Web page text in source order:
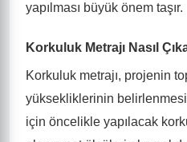
yapılması büyük önem taşır.
Korkuluk Metrajı Nasıl
Korkuluk metrajı, projenin
yüksekliklerinin
için öncelikle yapılacak